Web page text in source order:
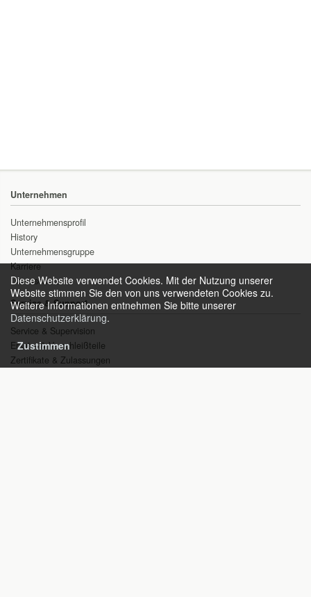
Unternehmen
Unternehmensprofil
History
Unternehmensgruppe
Karriere
Datenschutz
Service & Support
Service & Supervision
Ersatz- & Verschleißteile
Zertifikate & Zulassungen
Diese Website verwendet Cookies. Mit der Nutzung unserer
Website stimmen Sie den von uns verwendeten Cookies zu.
Weitere Informationen entnehmen Sie bitte unserer
Datenschutzerklärung.
Zustimmen